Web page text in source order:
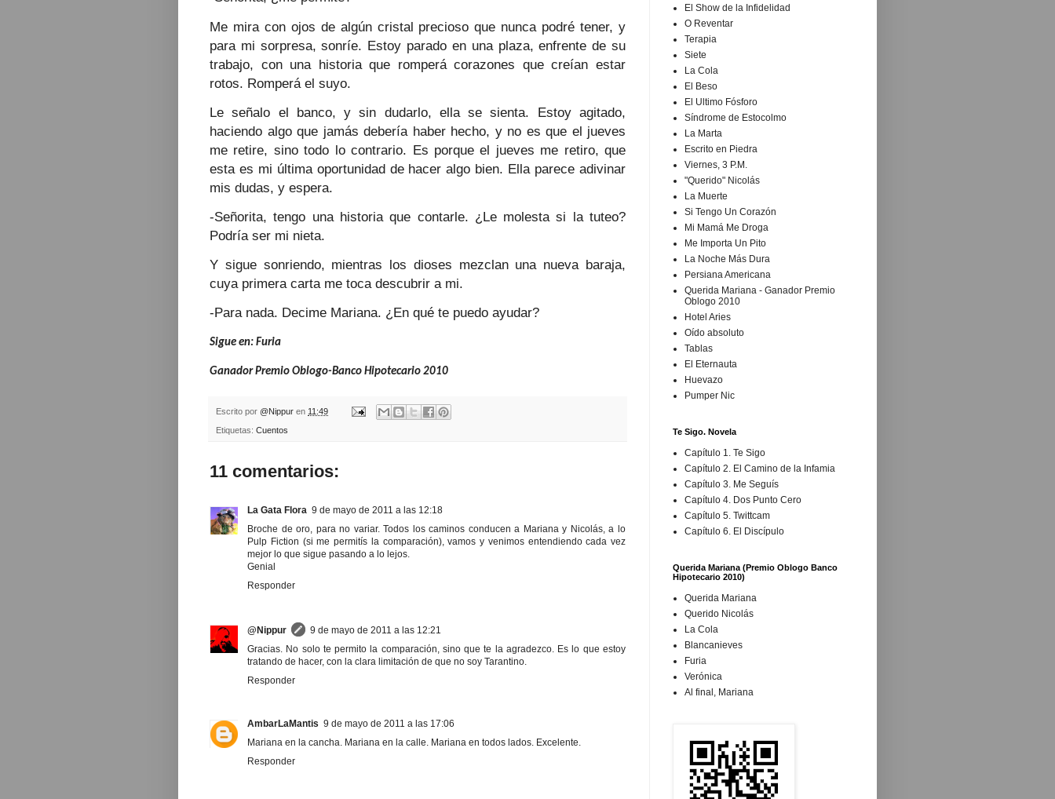
Me mira con ojos de algún cristal precioso que nunca podré tener, y
para mi sorpresa, sonríe. Estoy parado en una plaza, enfrente de su
trabajo, con una historia que romperá corazones que creían estar
rotos. Romperá el suyo.
Le señalo el banco, y sin dudarlo, ella se sienta. Estoy agitado,
haciendo algo que jamás debería haber hecho, y no es que el jueves
me retire, sino todo lo contrario. Es porque el jueves me retiro, que
esta es mi última oportunidad de hacer algo bien. Ella parece adivinar
mis dudas, y espera.
-Señorita, tengo una historia que contarle. ¿Le molesta si la tuteo?
Podría ser mi nieta.
Y sigue sonriendo, mientras los dioses mezclan una nueva baraja,
cuya primera carta me toca descubrir a mi.
-Para nada. Decime Mariana. ¿En qué te puedo ayudar?
Sigue en: Furia
Ganador Premio Oblogo-Banco Hipotecario 2010
Escrito por @Nippur en 11:49
Etiquetas: Cuentos
11 comentarios:
La Gata Flora 9 de mayo de 2011 a las 12:18
Broche de oro, para no variar. Todos los caminos conducen a Mariana y Nicolás, a lo
Pulp Fiction (si me permitís la comparación), vamos y venimos entendiendo cada vez
mejor lo que sigue pasando a lo lejos.
Genial
Responder
@Nippur
9 de mayo de 2011 a las 12:21
Gracias. No solo te permito la comparación, sino que te la agradezco. Es lo que estoy
tratando de hacer, con la clara limitación de que no soy Tarantino.
Responder
AmbarLaMantis 9 de mayo de 2011 a las 17:06
Mariana en la cancha. Mariana en la calle. Mariana en todos lados. Excelente.
Responder
El Show de la Infidelidad
O Reventar
Terapia
Siete
La Cola
El Beso
El Ultimo Fósforo
Síndrome de Estocolmo
La Marta
Escrito en Piedra
Viernes, 3 P.M.
"Querido" Nicolás
La Muerte
Si Tengo Un Corazón
Mi Mamá Me Droga
Me Importa Un Pito
La Noche Más Dura
Persiana Americana
Querida Mariana - Ganador Premio
Oblogo 2010
Hotel Aries
Oído absoluto
Tablas
El Eternauta
Huevazo
Pumper Nic
Te Sigo. Novela
Capítulo 1. Te Sigo
Capítulo 2. El Camino de la Infamia
Capítulo 3. Me Seguís
Capítulo 4. Dos Punto Cero
Capítulo 5. Twittcam
Capítulo 6. El Discípulo
Querida Mariana (Premio Oblogo Banco
Hipotecario 2010)
Querida Mariana
Querido Nicolás
La Cola
Blancanieves
Furia
Verónica
Al final, Mariana